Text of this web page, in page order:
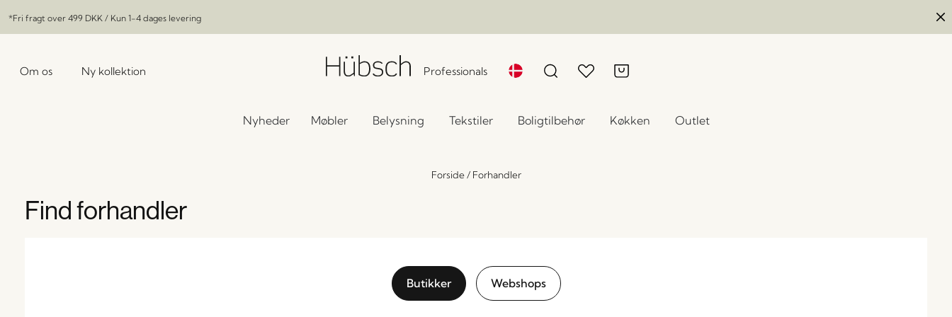
*Fri fragt over 499 DKK / Kun 1-4 dages levering
Om os Ny kollektion Professionals
Nyheder Møbler Belysning Tekstiler Boligtilbehør Køkken Outlet
Forside/ Forhandler
Find forhandler
Butikker Webshops